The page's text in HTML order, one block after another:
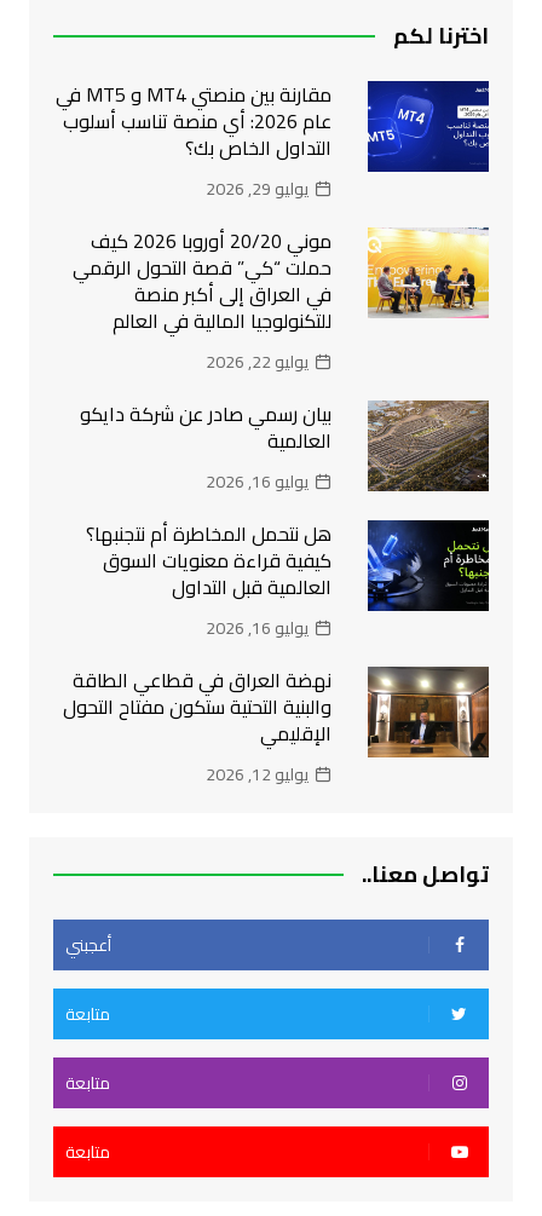
اخترنا لكم
مقارنة بين منصتي MT4 و MT5 في
عام 2026: أي منصة تناسب أسلوب
التداول الخاص بك؟
يوليو 29, 2026
موني 20/20 أوروبا 2026 كيف
حملت “كي” قصة التحول الرقمي
في العراق إلى أكبر منصة
للتكنولوجيا المالية في العالم
يوليو 22, 2026
بيان رسمي صادر عن شركة دايكو
العالمية
يوليو 16, 2026
هل نتحمل المخاطرة أم نتجنبها؟
كيفية قراءة معنويات السوق
العالمية قبل التداول
يوليو 16, 2026
نهضة العراق في قطاعي الطاقة
والبنية التحتية ستكون مفتاح التحول
الإقليمي
يوليو 12, 2026
تواصل معنا..
أعجبني
متابعة
متابعة
متابعة